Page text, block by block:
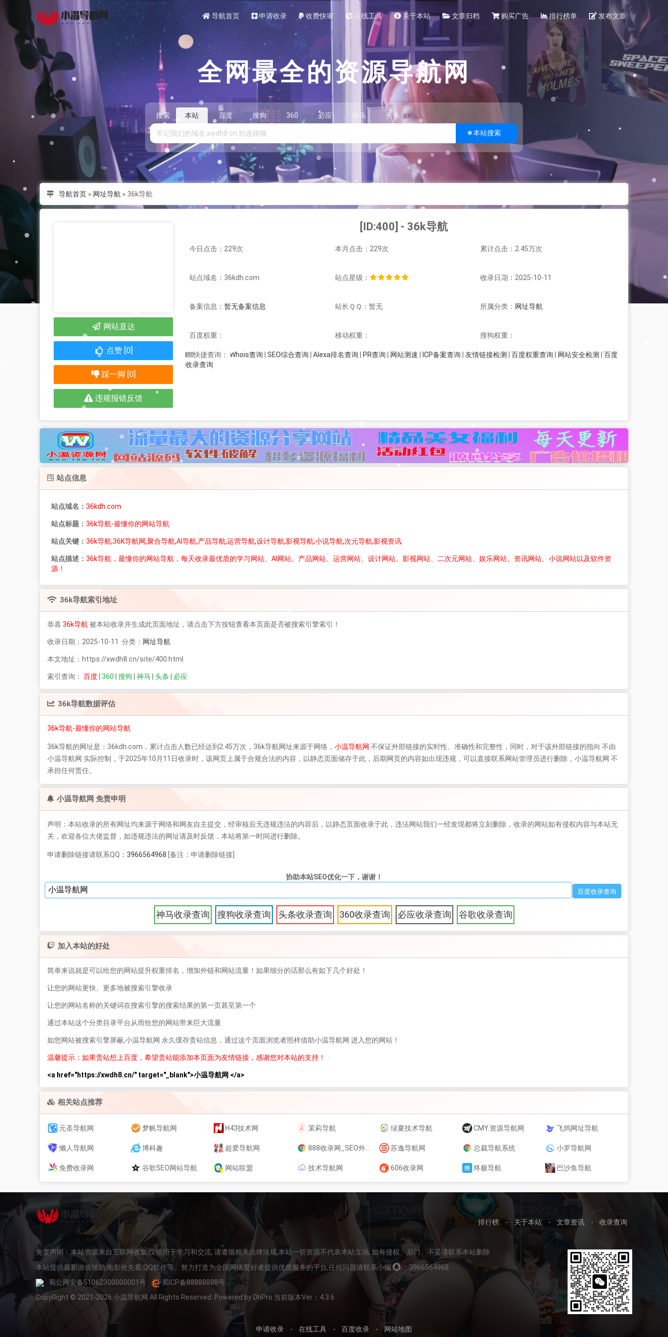
导航首页 申请收录 收费快审 在线工具 关于本站 文章归档 购买广告 排行榜单 发布文章
全网最全的资源导航网
搜索 本站 百度 搜狗 360 必应 神马 头条
本站搜索
导航首页» 网址导航 » 36k导航
[ID:400] - 36k导航
今日点击：229次 本月点击：229次 累计点击：2.45万次
站点域名：36kdh.com 站点星级： 收录日期：2025-10-11
备案信息： 暂无备案信息 站长ＱＱ：暂无 所属分类： 网址导航
百度权重： 移动权重： 搜狗权重：
快捷查询： Whois查询 SEO综合查询 Alexa排名查询 PR查询 网站测速 ICP备案查询 友情链接检测 百度权重查询 网站安全检测
百度
收录查询
网站直达
点赞 [0]
踩一脚 [0]
违规报错反馈
站点信息
站点域名： 36kdh.com
站点标题： 36k导航-最懂你的网站导航
站点关键： 36k导航,36K导航网,聚合导航,AI导航,产品导航,运营导航,设计导航,影视导航,小说导航,次元导航,影视资讯
站点描述： 36k导航，最懂你的网站导航，每天收录最优质的学习网站、AI网站、产品网站、运营网站、设计网站、影视网站、二次元网站、娱乐网站、资讯网站、小说网站以及软件资
源！
36k导航索引地址
恭喜36k导航 被本站收录并生成此页面地址，请点击下方按钮查看本页面是否被搜索引擎索引！
收录日期：2025-10-11 分类： 网址导航
本文地址：https://xwdh8.cn/site/400.html
索引查询： 百度 360 搜狗 神马 头条 必应
36k导航数据评估
36k导航-最懂你的网站导航
36k导航的网址是：36kdh.com，累计点击人数已经达到2.45万次， 36k导航网址来源于网络， 小温导航网 不保证外部链接的实时性、准确性和完整性，同时，对于该外部链接的指向 不由
小温导航网 实际控制，于2025年10月11日收录时，该网页上属于合规合法的内容，以静态页面储存于此，后期网页的内容如出现违规，可以直接联系网站管理员进行删除，小温导航网 不
承担任何责任。
小温导航网 免责申明
声明：本站收录的所有网址均来源于网络和网友自主提交，经审核后无违规违法的内容后，以静态页面收录于此，违法网站我们一经发现都将立刻删除，收录的网站如有侵权内容与本站无
关，欢迎各位大佬监督，如违规违法的网址请及时反馈，本站将第一时间进行删除。
申请删除链接请联系QQ： 3966564968 [备注：申请删除链接]
协助本站SEO优化一下，谢谢！
神马收录查询 搜狗收录查询 头条收录查询 360收录查询 必应收录查询 谷歌收录查询
加入本站的好处
简单来说就是可以给您的网站提升权重排名，增加外链和网站流量！如果细分的话那么有如下几个好处！
让您的网站更快、更多地被搜索引擎收录
让您的网站名称的关键词在搜索引擎的搜索结果的第一页甚至第一个
通过本站这个分类目录平台从而给您的网站带来巨大流量
如您网站被搜索引擎屏蔽,小温导航网 永久缓存贵站信息，通过这个页面浏览者照样借助小温导航网 进入您的网站！
温馨提示：如果贵站想上百度，希望贵站能添加本页面为友情链接，感谢您对本站的支持！
<a href="https://xwdh8.cn/" target="_blank">小温导航网 </a>
相关站点推荐
元圣导航网 梦帆导航网 H43技术网 茉莉导航 绿夏技术导航 CMY.资源导航网 飞鸽网址导航
懒人导航网 博科趣 超爱导航网 888收录网_SEO外链大全_免费提交网站_快速收录_免费收录平台-888收录网 苏逸导航网 总裁导航系统 小罗导航网
免费收录网 谷歌SEO网站导航 网站联盟 技术导航网 606收录网 终极导航 巴沙鱼导航
排行榜 - 关于本站 - 文章资讯 - 收录查询
免责声明：本站资源来自互联网收集,仅供用于学习和交流, 请遵循相关法律法规,本站一切资源不代表本站立场, 如有侵权、后门、不妥请联系本站删除
本站提供最新游戏辅助,电影抢先看,QQ软件等。努力打造为全国网络爱好者提供优质服务的平台,任何问题请联系小编
：3966564968
蜀公网安备51062300000001号
蜀ICP备88888888号
CopyRight © 2021-2026 小温导航网 All Rights Reserved. Powered by DhPro 当前版本Ver：4.3.6
申请收录 - 在线工具 - 百度收录 - 网站地图